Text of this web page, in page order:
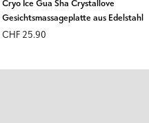
Ice
Sha
Gesichtsmassageplatte
Cryo Ice Gua Sha Crystallove
Gesichtsmassageplatte aus Edelstahl
CHF 25.90